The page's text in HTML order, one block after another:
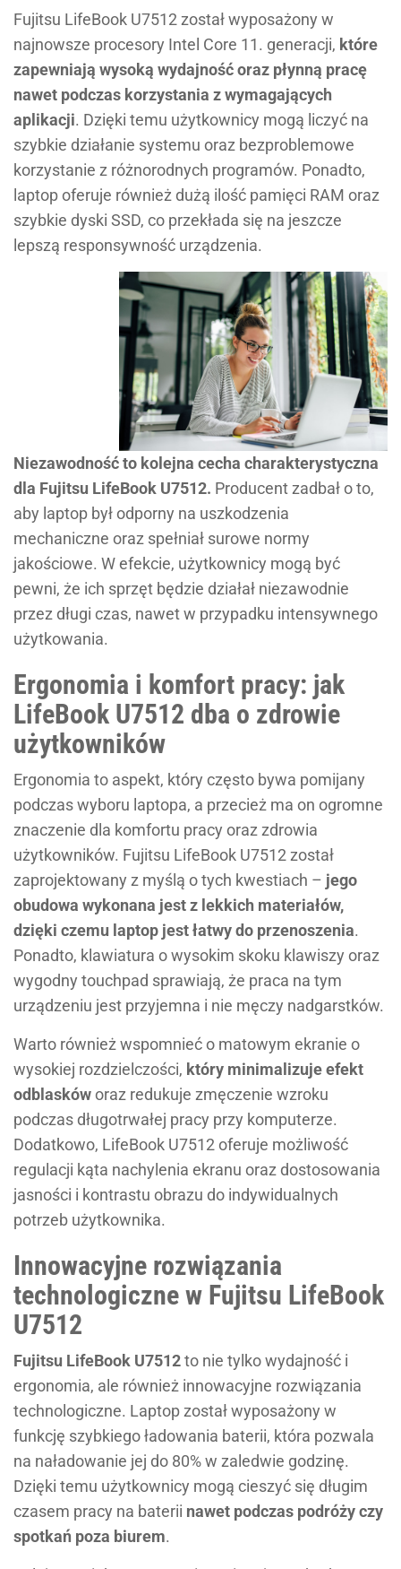
Fujitsu LifeBook U7512 został wyposażony w
najnowsze procesory Intel Core 11. generacji, które
zapewniają wysoką wydajność oraz płynną pracę
nawet podczas korzystania z wymagających
aplikacji. Dzięki temu użytkownicy mogą liczyć na
szybkie działanie systemu oraz bezproblemowe
korzystanie z różnorodnych programów. Ponadto,
laptop oferuje również dużą ilość pamięci RAM oraz
szybkie dyski SSD, co przekłada się na jeszcze
lepszą responsywność urządzenia.
Niezawodność to kolejna cecha charakterystyczna
dla Fujitsu LifeBook U7512. Producent zadbał o to,
aby laptop był odporny na uszkodzenia
mechaniczne oraz spełniał surowe normy
jakościowe. W efekcie, użytkownicy mogą być
pewni, że ich sprzęt będzie działał niezawodnie
przez długi czas, nawet w przypadku intensywnego
użytkowania.
Ergonomia i komfort pracy: jak
LifeBook U7512 dba o zdrowie
użytkowników
Ergonomia to aspekt, który często bywa pomijany
podczas wyboru laptopa, a przecież ma on ogromne
znaczenie dla komfortu pracy oraz zdrowia
użytkowników. Fujitsu LifeBook U7512 został
zaprojektowany z myślą o tych kwestiach – jego
obudowa wykonana jest z lekkich materiałów,
dzięki czemu laptop jest łatwy do przenoszenia.
Ponadto, klawiatura o wysokim skoku klawiszy oraz
wygodny touchpad sprawiają, że praca na tym
urządzeniu jest przyjemna i nie męczy nadgarstków.
Warto również wspomnieć o matowym ekranie o
wysokiej rozdzielczości, który minimalizuje efekt
odblaskóworaz redukuje zmęczenie wzroku
podczas długotrwałej pracy przy komputerze.
Dodatkowo, LifeBook U7512 oferuje możliwość
regulacji kąta nachylenia ekranu oraz dostosowania
jasności i kontrastu obrazu do indywidualnych
potrzeb użytkownika.
Innowacyjne rozwiązania
technologiczne w Fujitsu LifeBook
U7512
Fujitsu LifeBook U7512to nie tylko wydajność i
ergonomia, ale również innowacyjne rozwiązania
technologiczne. Laptop został wyposażony w
funkcję szybkiego ładowania baterii, która pozwala
na naładowanie jej do 80% w zaledwie godzinę.
Dzięki temu użytkownicy mogą cieszyć się długim
czasem pracy na baterii nawet podczas podróży czy
spotkań poza biurem.